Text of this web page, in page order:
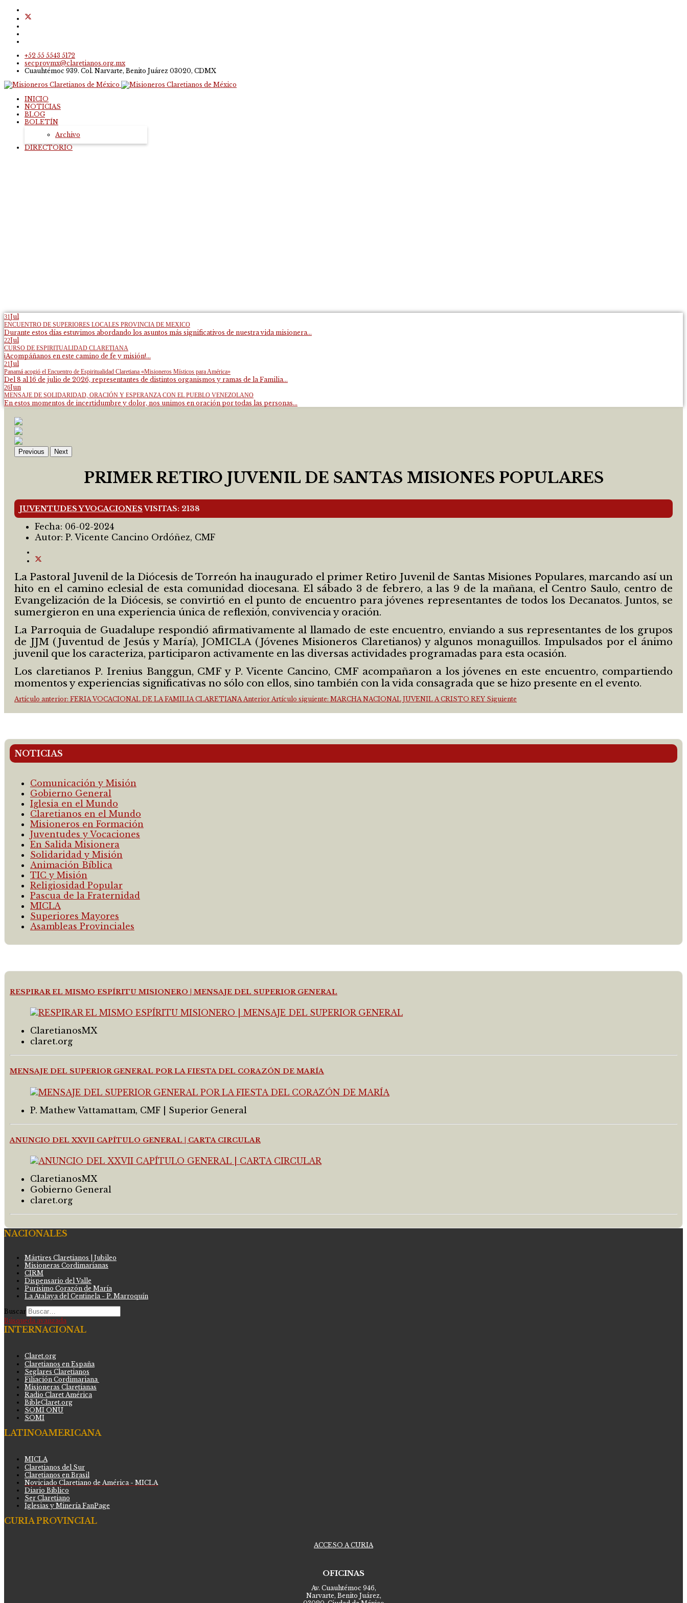
+52 55 5543 5172
secprovmx@claretianos.org.mx
Cuauhtémoc 939. Col. Narvarte, Benito Juárez 03020, CDMX
INICIO
NOTICIAS
BLOG
BOLETÍN
Archivo
DIRECTORIO
31Jul
ENCUENTRO DE SUPERIORES LOCALES PROVINCIA DE MEXICO
Durante estos días estuvimos abordando los asuntos más significativos de nuestra vida misionera...
22Jul
CURSO DE ESPIRITUALIDAD CLARETIANA
¡Acompáñanos en este camino de fe y misión!...
21Jul
Panamá acogió el Encuentro de Espiritualidad Claretiana «Misioneros Místicos para América»
Del 8 al 16 de julio de 2026, representantes de distintos organismos y ramas de la Familia...
26Jun
MENSAJE DE SOLIDARIDAD, ORACIÓN Y ESPERANZA CON EL PUEBLO VENEZOLANO
En estos momentos de incertidumbre y dolor, nos unimos en oración por todas las personas...
Previous Next
PRIMER RETIRO JUVENIL DE SANTAS MISIONES POPULARES
JUVENTUDES Y VOCACIONES VISITAS: 2138
Fecha: 06-02-2024
Autor: P. Vicente Cancino Ordóñez, CMF
La Pastoral Juvenil de la Diócesis de Torreón ha inaugurado el primer Retiro Juvenil de Santas Misiones Populares, marcando así un
hito en el camino eclesial de esta comunidad diocesana. El sábado 3 de febrero, a las 9 de la mañana, el Centro Saulo, centro de
Evangelización de la Diócesis, se convirtió en el punto de encuentro para jóvenes representantes de todos los Decanatos. Juntos, se
sumergieron en una experiencia única de reflexión, convivencia y oración.
La Parroquia de Guadalupe respondió afirmativamente al llamado de este encuentro, enviando a sus representantes de los grupos
de JJM (Juventud de Jesús y María), JOMICLA (Jóvenes Misioneros Claretianos) y algunos monaguillos. Impulsados por el ánimo
juvenil que los caracteriza, participaron activamente en las diversas actividades programadas para esta ocasión.
Los claretianos P. Irenius Banggun, CMF y P. Vicente Cancino, CMF acompañaron a los jóvenes en este encuentro, compartiendo
momentos y experiencias significativas no sólo con ellos, sino también con la vida consagrada que se hizo presente en el evento.
Artículo anterior: FERIA VOCACIONAL DE LA FAMILIA CLARETIANA Anterior Artículo siguiente: MARCHA NACIONAL JUVENIL A CRISTO REY Siguiente
NOTICIAS
Comunicación y Misión
Gobierno General
Iglesia en el Mundo
Claretianos en el Mundo
Misioneros en Formación
Juventudes y Vocaciones
En Salida Misionera
Solidaridad y Misión
Animación Bíblica
TIC y Misión
Religiosidad Popular
Pascua de la Fraternidad
MICLA
Superiores Mayores
Asambleas Provinciales
RESPIRAR EL MISMO ESPÍRITU MISIONERO | MENSAJE DEL SUPERIOR GENERAL
ClaretianosMX
claret.org
MENSAJE DEL SUPERIOR GENERAL POR LA FIESTA DEL CORAZÓN DE MARÍA
P. Mathew Vattamattam, CMF | Superior General
ANUNCIO DEL XXVII CAPÍTULO GENERAL | CARTA CIRCULAR
ClaretianosMX
Gobierno General
claret.org
NACIONALES
Mártires Claretianos | Jubileo
Misioneras Cordimarianas
CIRM
Dispensario del Valle
Purísimo Corazón de María
La Atalaya del Centinela - P. Marroquín
Buscar
Búsqueda avanzada
INTERNACIONAL
Claret.org
Claretianos en España
Seglares Claretianos
Filiación Cordimariana
Misioneras Claretianas
Radio Claret América
BibleClaret.org
SOMI ONU
SOMI
LATINOAMERICANA
MICLA
Claretianos del Sur
Claretianos en Brasil
Noviciado Claretiano de América - MICLA
Diario Bíblico
Ser Claretiano
Iglesias y Minería FanPage
CURIA PROVINCIAL
ACCESO A CURIA
OFICINAS
Av. Cuauhtémoc 946,
Narvarte, Benito Juárez,